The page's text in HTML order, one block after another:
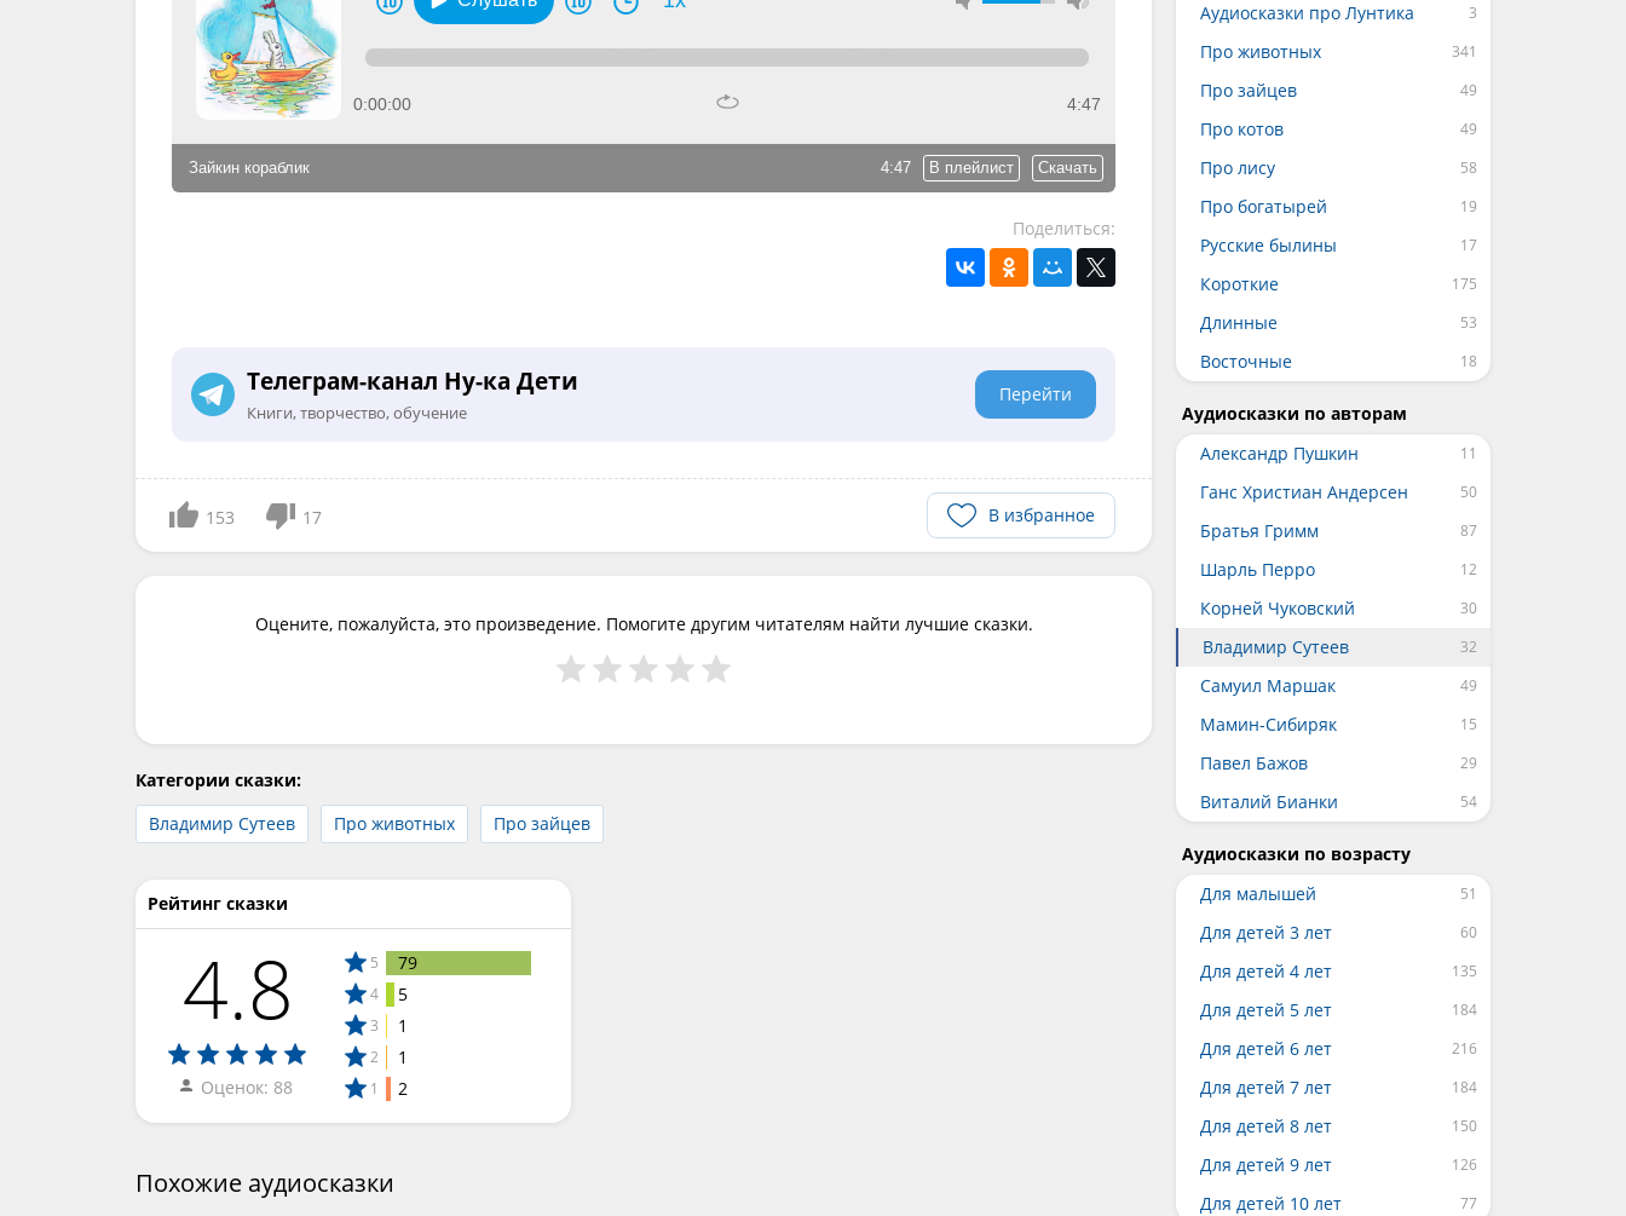
0:00:00 4:47
4:47 В плейлист Скачать
Зайкин кораблик
Поделиться:
Телеграм-канал Ну-ка Дети
Книги, творчество, обучение
Перейти
153 17 В избранное
Оцените, пожалуйста, это произведение. Помогите другим читателям найти лучшие сказки.
Категории сказки:
Владимир Сутеев
Про животных Про зайцев
Рейтинг сказки
4.8
Оценок: 88
5 79
4 5
3 1
2 1
1 2
Похожие аудиосказки
Аудиосказки про Лунтика
Про животных
Про зайцев
Про котов
Про лису
Про богатырей
Русские былины
Короткие
Длинные
Восточные
Аудиосказки по авторам
Александр Пушкин
Ганс Христиан Андерсен
Братья Гримм
Шарль Перро
Корней Чуковский
Владимир Сутеев
Самуил Маршак
Мамин-Сибиряк
Павел Бажов
Виталий Бианки
Аудиосказки по возрасту
Для малышей
Для детей 3 лет
Для детей 4 лет
Для детей 5 лет
Для детей 6 лет
Для детей 7 лет
Для детей 8 лет
Для детей 9 лет
Для детей 10 лет